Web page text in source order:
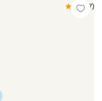
4.9 (7)